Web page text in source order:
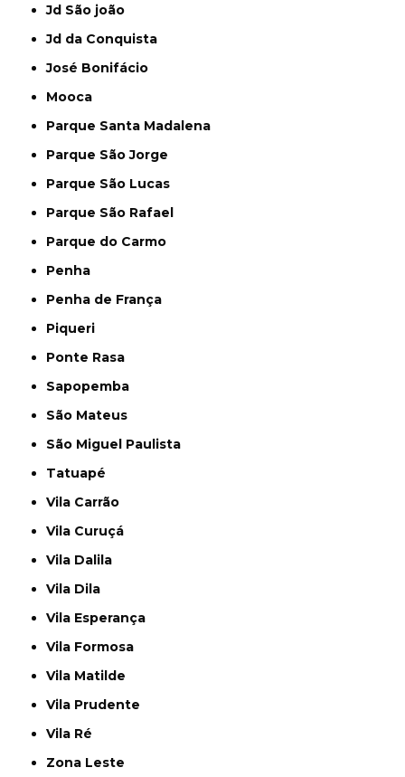
Jd São joão
Jd da Conquista
José Bonifácio
Mooca
Parque Santa Madalena
Parque São Jorge
Parque São Lucas
Parque São Rafael
Parque do Carmo
Penha
Penha de França
Piqueri
Ponte Rasa
Sapopemba
São Mateus
São Miguel Paulista
Tatuapé
Vila Carrão
Vila Curuçá
Vila Dalila
Vila Dila
Vila Esperança
Vila Formosa
Vila Matilde
Vila Prudente
Vila Ré
Zona Leste